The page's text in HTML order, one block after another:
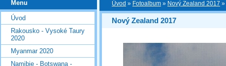
Úvod » Fotoalbum » Nový Zealand 2017 »
Nový Zealand 2017
Menu
Úvod
Rakousko - Vysoké Taury
2020
Myanmar 2020
Namibie - Botswana -